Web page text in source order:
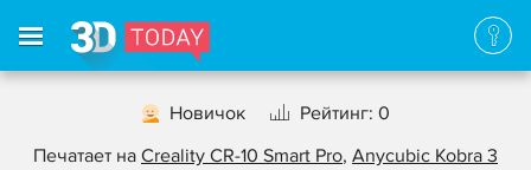
Новичок
Рейтинг: 0
Печатает на Creality CR-10 Smart Pro, Anycubic Kobra 3